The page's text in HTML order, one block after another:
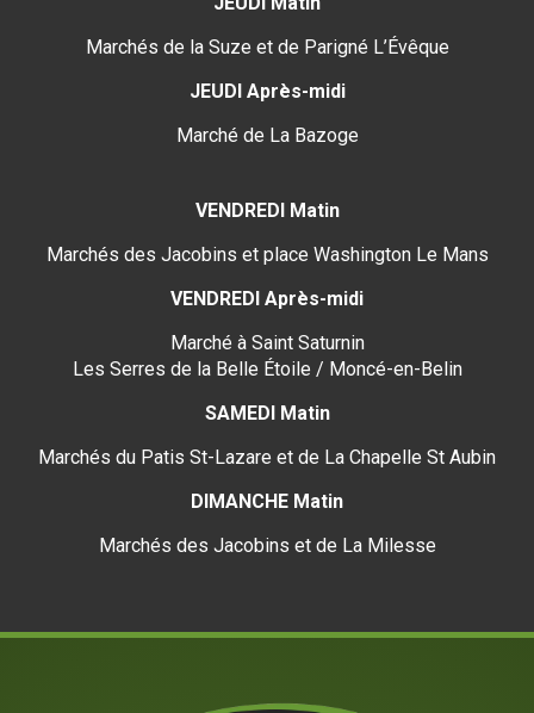
Marchés de la Suze et de Parigné L’Évêque
JEUDI Après-midi
Marché de La Bazoge
VENDREDI Matin
Marchés des Jacobins et place Washington Le Mans
VENDREDI Après-midi
Marché à Saint Saturnin
Les Serres de la Belle Étoile / Moncé-en-Belin
SAMEDI Matin
Marchés du Patis St-Lazare et de La Chapelle St Aubin
DIMANCHE Matin
Marchés des Jacobins et de La Milesse